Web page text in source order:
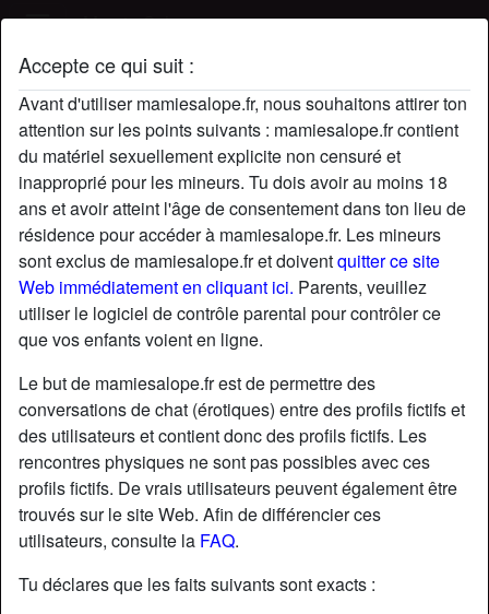
Accepte ce qui suit :
Avant d'utiliser mamiesalope.fr, nous souhaitons attirer ton
attention sur les points suivants : mamiesalope.fr contient
du matériel sexuellement explicite non censuré et
inapproprié pour les mineurs. Tu dois avoir au moins 18
ans et avoir atteint l'âge de consentement dans ton lieu de
résidence pour accéder à mamiesalope.fr. Les mineurs
sont exclus de mamiesalope.fr et doiventquitter ce site
Web immédiatement en cliquant ici. Parents, veuillez
utiliser le logiciel de contrôle parental pour contrôler ce
que vos enfants voient en ligne.
Le but de mamiesalope.fr est de permettre des
conversations de chat (érotiques) entre des profils fictifs et
des utilisateurs et contient donc des profils fictifs. Les
rencontres physiques ne sont pas possibles avec ces
profils fictifs. De vrais utilisateurs peuvent également être
trouvés sur le site Web. Afin de différencier ces
utilisateurs, consulte la FAQ.
Tu déclares que les faits suivants sont exacts :
Mamie Salope
Profil de dameSigolènexx
starAjouter chatDiscuter !